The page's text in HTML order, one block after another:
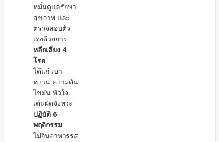
หมั่นดูแลรักษา
สุขภาพ และ
ตรวจสอบตัว
เองด้วยการ
หลีกเลี่ยง 4
โรค
ได้แก่ เบา
หวาน ความดัน
ไขมัน หัวใจ
เต้นผิดจังหวะ
ปฏิบัติ 6
พฤติกรรม
ไม่กินอาหารรส